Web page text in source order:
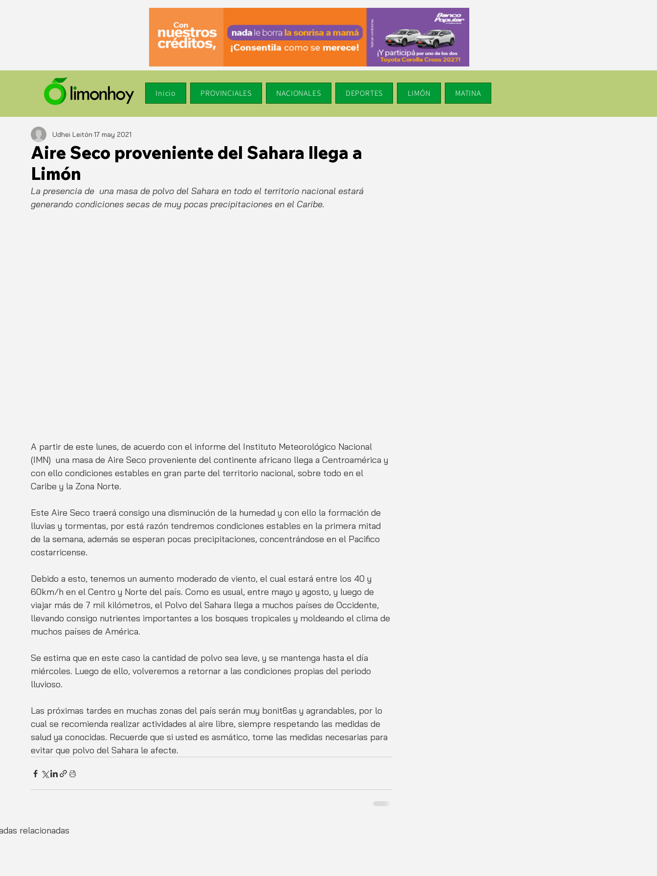
Inicio PROVINCIALES NACIONALES DEPORTES LIMÓN MATINA
Aire Seco proveniente del Sahara llega a
Limón
Udhei Leitón 17 may 2021
La presencia de  una masa de polvo del Sahara en todo el territorio nacional estará
generando condiciones secas de muy pocas precipitaciones en el Caribe.
A partir de este lunes, de acuerdo con el informe del Instituto Meteorológico Nacional
(IMN)  una masa de Aire Seco proveniente del continente africano llega a Centroamérica y
con ello condiciones estables en gran parte del territorio nacional, sobre todo en el
Caribe y la Zona Norte.
Este Aire Seco traerá consigo una disminución de la humedad y con ello la formación de
lluvias y tormentas, por está razón tendremos condiciones estables en la primera mitad
de la semana, además se esperan pocas precipitaciones, concentrándose en el Pacifico
costarricense.
Debido a esto, tenemos un aumento moderado de viento, el cual estará entre los 40 y
60km/h en el Centro y Norte del país. Como es usual, entre mayo y agosto, y luego de
viajar más de 7 mil kilómetros, el Polvo del Sahara llega a muchos países de Occidente,
llevando consigo nutrientes importantes a los bosques tropicales y moldeando el clima de
muchos países de América.
Se estima que en este caso la cantidad de polvo sea leve, y se mantenga hasta el día
miércoles. Luego de ello, volveremos a retornar a las condiciones propias del periodo
lluvioso.
Las próximas tardes en muchas zonas del país serán muy bonit6as y agrandables, por lo
cual se recomienda realizar actividades al aire libre, siempre respetando las medidas de
salud ya conocidas. Recuerde que si usted es asmático, tome las medidas necesarias para
evitar que polvo del Sahara le afecte.
relacionadas